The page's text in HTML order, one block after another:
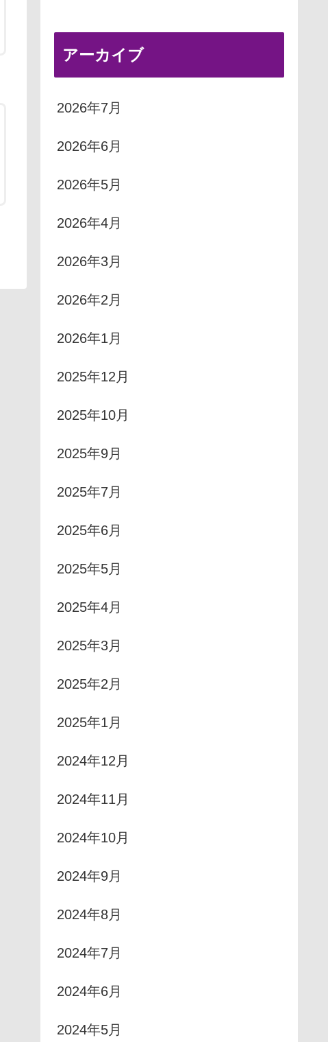
アーカイブ
2026年7月
2026年6月
2026年5月
2026年4月
2026年3月
2026年2月
2026年1月
2025年12月
2025年10月
2025年9月
2025年7月
2025年6月
2025年5月
2025年4月
2025年3月
2025年2月
2025年1月
2024年12月
2024年11月
2024年10月
2024年9月
2024年8月
2024年7月
2024年6月
2024年5月